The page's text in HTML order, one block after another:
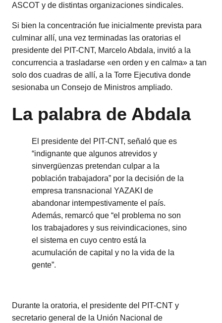
ASCOT y de distintas organizaciones sindicales.
Si bien la concentración fue inicialmente prevista para
culminar allí, una vez terminadas las oratorias el
presidente del PIT-CNT, Marcelo Abdala, invitó a la
concurrencia a trasladarse «en orden y en calma» a tan
solo dos cuadras de allí, a la Torre Ejecutiva donde
sesionaba un Consejo de Ministros ampliado.
La palabra de Abdala
El presidente del PIT-CNT, señaló que es
“indignante que algunos atrevidos y
sinvergüenzas pretendan culpar a la
población trabajadora” por la decisión de la
empresa transnacional YAZAKI de
abandonar intempestivamente el país.
Además, remarcó que “el problema no son
los trabajadores y sus reivindicaciones, sino
el sistema en cuyo centro está la
acumulación de capital y no la vida de la
gente”.
Durante la oratoria, el presidente del PIT-CNT y
secretario general de la Unión Nacional de